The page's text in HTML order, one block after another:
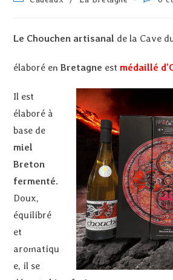
Le Chouchen artisanal de la Cave
élaboré enBretagne estmédaillé
Il est
élaboré à
base de
miel
Breton
fermenté.
Doux,
équilibré
et
aromatiqu
e, il se